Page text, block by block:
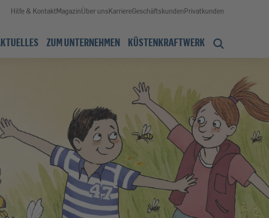
Hilfe & KontaktMagazinÜber unsKarriereGeschäftskundenPrivatkunden
ZUM UNTERNEHMEN KÜSTENKRAFTWERK